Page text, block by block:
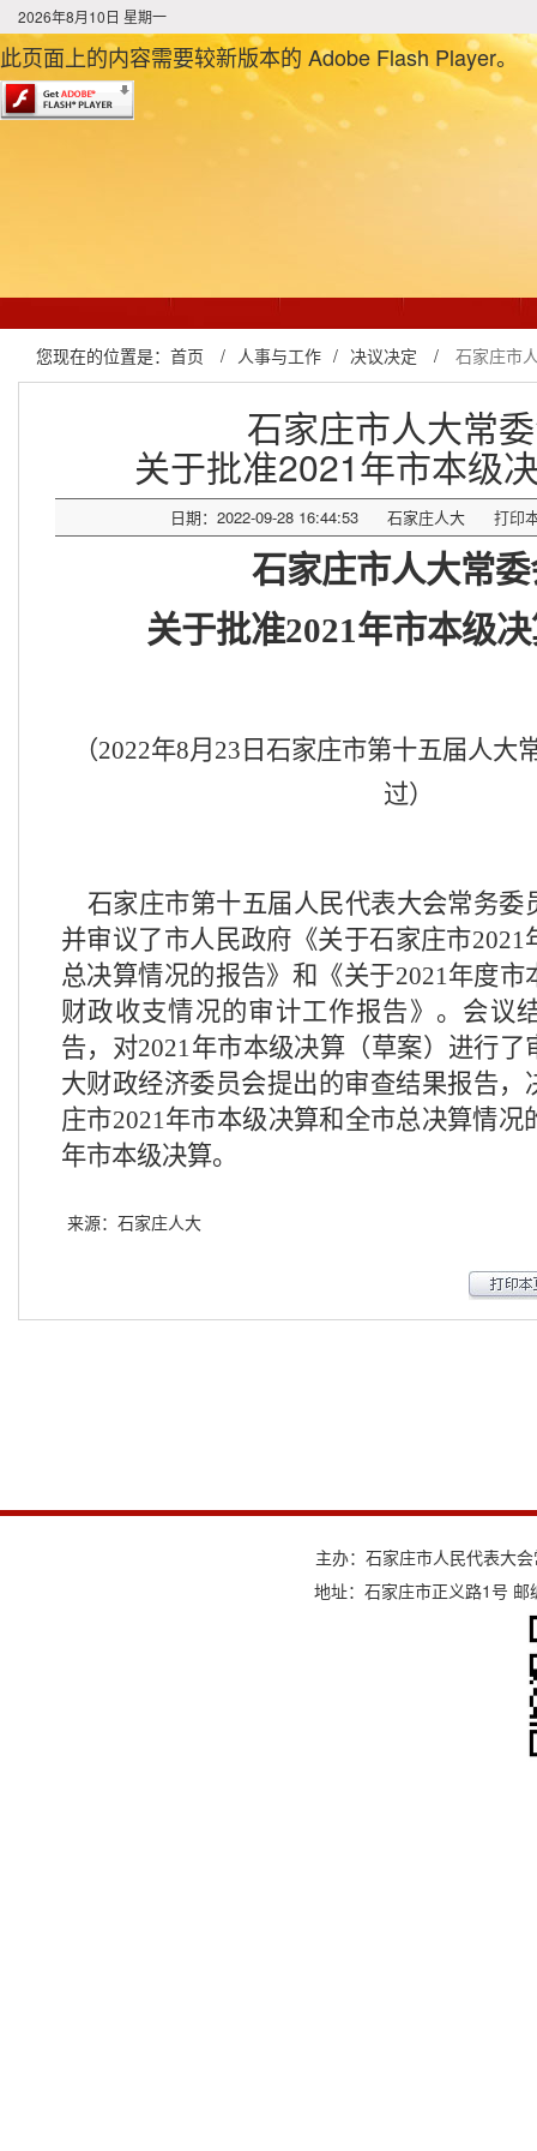
2026年8月10日 星期一
此页面上的内容需要较新版本的 Adobe Flash Player。
您现在的位置是： 首页 / 人事与工作 / 决议决定 / 石家庄市
石家庄市人大常
关于批准2021年市本级
日期：2022-09-28 16:44:53 石家庄人大 打印
石家庄市人大常
关于批准2021年市本级
（2022年8月 23 日石家庄市第十五届人大
过）
石家庄市第十五届人民代表大会常务委
并审议了市人民政府《关于石家庄市2021
总决算情况的报告》和《关于2021年度市
财政收支情况的审计工作报告》。会议
告，对2021年市本级决算（草案）进行了
大财政经济委员会提出的审查结果报告，
庄市2021年市本级决算和全市总决算情况
年市本级决算。
来源：石家庄人大
主办：石家庄市人民代表大
地址：石家庄市正义路1号